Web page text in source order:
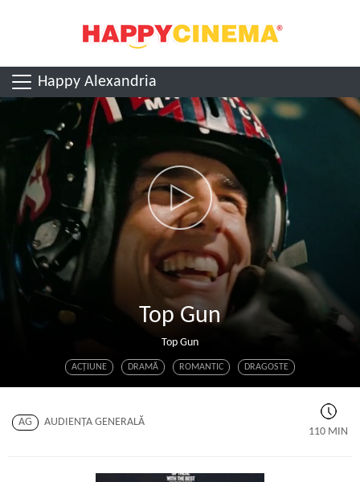
Happy Alexandria
Top Gun
Top Gun
ACŢIUNE DRAMĂ ROMANTIC DRAGOSTE
AG
AUDIENŢA GENERALĂ
110 MIN